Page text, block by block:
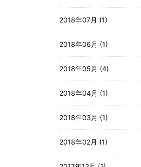
2018年07月 (1)
2018年06月 (1)
2018年05月 (4)
2018年04月 (1)
2018年03月 (1)
2018年02月 (1)